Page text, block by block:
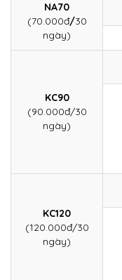
NA70
(70.000đ/30
ngày)
KC90
(90.000đ/30
ngày)
KC120
(120.000đ/30
ngày)